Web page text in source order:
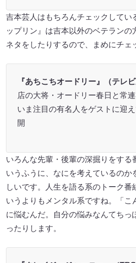
吉本芸人はもちろんチェックしてい
ップリン』は吉本以外のベテランの
ネタをしたりするので、まめにチェ
『あちこちオードリー』（テレビ
店の大将・オードリー春日と常
いま注目の有名人をゲストに迎
開
いろんな先輩・後輩の深掘りをする
いうふうに、なにを考えているのか
しいです。人生を語る系のトーク番
いうよりもメンタル系ですね。「こ
に悩むんだ。自分の悩みなんてちっ
ったりします。